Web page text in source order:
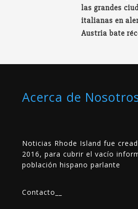
las grandes
italianas en
Austria bate
Acerca de
Noticias Rhode Island fue
2016, para cubrir el vacío
población hispano parlante
Contacto